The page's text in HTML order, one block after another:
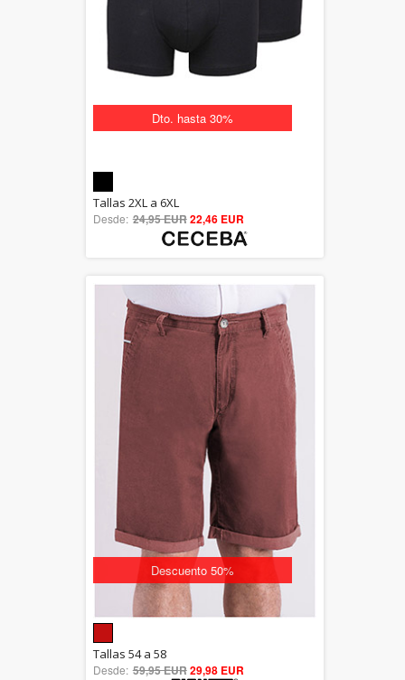
Dto. hasta 30%
5.00
out of 5
Tallas 2XL a 6XL
Desde: 24,95 EUR22,46 EUR
Descuento 50%
out of 5
Tallas 54 a 58
Desde: 59,95 EUR29,98 EUR